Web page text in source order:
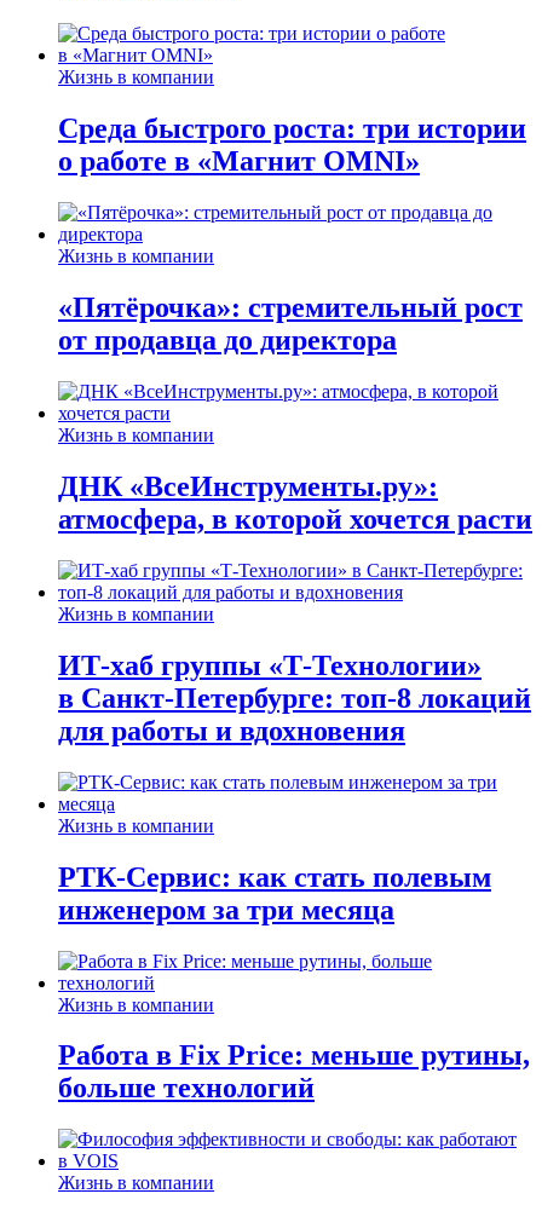
Жизнь в компании
Среда быстрого роста: три истории
о работе в «Магнит OMNI»
Жизнь в компании
«Пятёрочка»: стремительный рост
от продавца до директора
Жизнь в компании
ДНК «ВсеИнструменты.ру»:
атмосфера, в которой хочется расти
Жизнь в компании
ИТ-хаб группы «Т-Технологии»
в Санкт-Петербурге: топ-8 локаций
для работы и вдохновения
Жизнь в компании
РТК-Сервис: как стать полевым
инженером за три месяца
Жизнь в компании
Работа в Fix Price: меньше рутины,
больше технологий
Жизнь в компании